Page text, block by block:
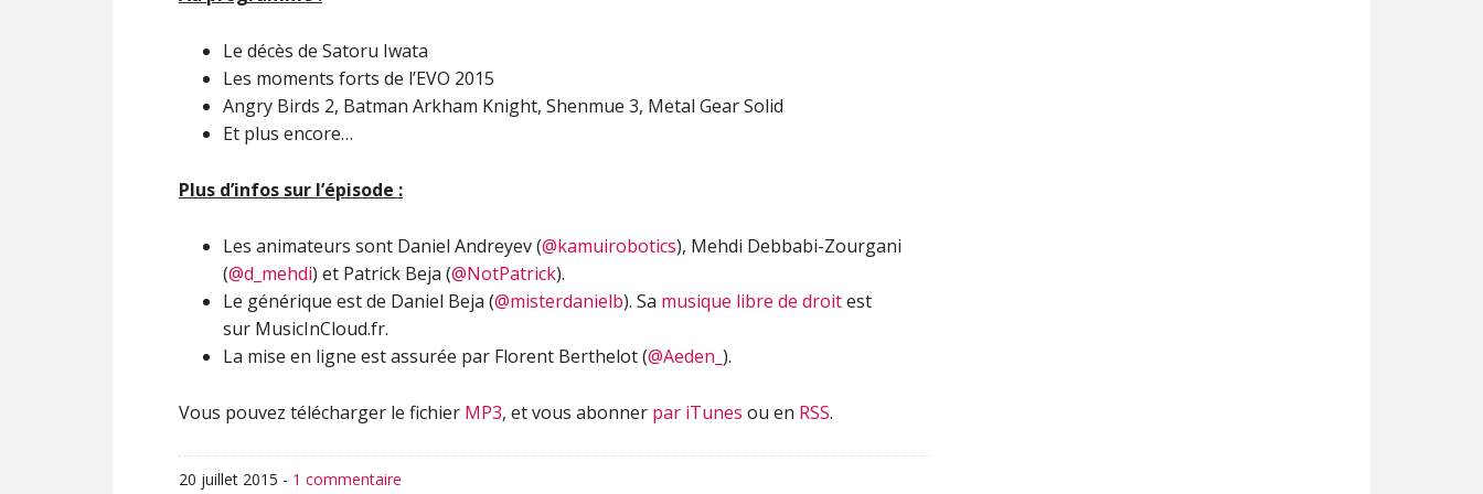
Le décès de Satoru Iwata
Les moments forts de l’EVO 2015
Angry Birds 2, Batman Arkham Knight, Shenmue 3, Metal Gear Solid
Et plus encore…
Plus d’infos sur l’épisode :
Les animateurs sont Daniel Andreyev (@kamuirobotics), Mehdi Debbabi-Zourgani
(@d_mehdi) et Patrick Beja (@NotPatrick).
Le générique est de Daniel Beja (@misterdanielb). Sa musique libre de droitest
sur MusicInCloud.fr.
La mise en ligne est assurée par Florent Berthelot (@Aeden_ ).
Vous pouvez télécharger le fichier MP3, et vous abonner par iTunes ou en RSS.
20 juillet 2015 - 1 commentaire